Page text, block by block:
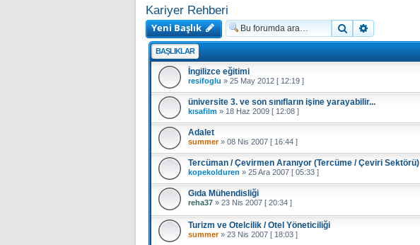
Kariyer Rehberi
Yeni Başlık
Ara
BAŞLIKLAR
İngilizce eğitimi
resifoglu » 25 May 2012 [ 12:19 ]
üniversite 3. ve son sınıfların işine yarayabilir...
kısafilm » 18 Haz 2009 [ 12:08 ]
Adalet
summer» 08 Nis 2007 [ 16:44 ]
Tercüman / Çevirmen Aranıyor (Tercüme / Çeviri Sektörü)
kopekolduren » 25 Ara 2007 [ 05:33 ]
Gıda Mühendisliği
reha37 » 23 Nis 2007 [ 20:34 ]
Turizm ve Otelcilik / Otel Yöneticiliği
summer» 23 Nis 2007 [ 18:03 ]